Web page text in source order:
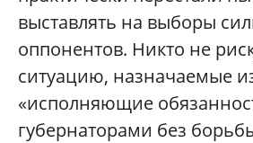
выставлять на выборы
оппонентов. Никто не
ситуацию, назначаемые
«исполняющие
губернаторами без